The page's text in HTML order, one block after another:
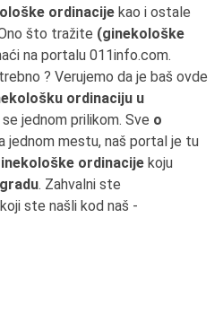
ordinacije kao i ostale
što tražite (ginekološke
na portalu 011info.com.
? Verujemo da je baš ovde
ordinaciju u
jednom prilikom. Sve o
jednom mestu, naš portal je tu
ordinacije koju
. Zahvalni ste
ste našli kod naš -